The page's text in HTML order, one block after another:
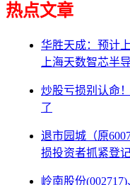
热点文章
华胜天成：预计
上海天数智芯半
炒股亏损别认命
了
退市园城（原
损投资者抓紧登
岭南股份